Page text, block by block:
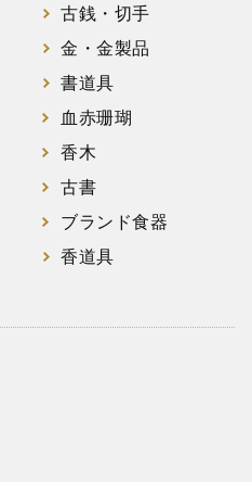
古銭・切手
金・金製品
書道具
血赤珊瑚
香木
古書
ブランド食器
香道具